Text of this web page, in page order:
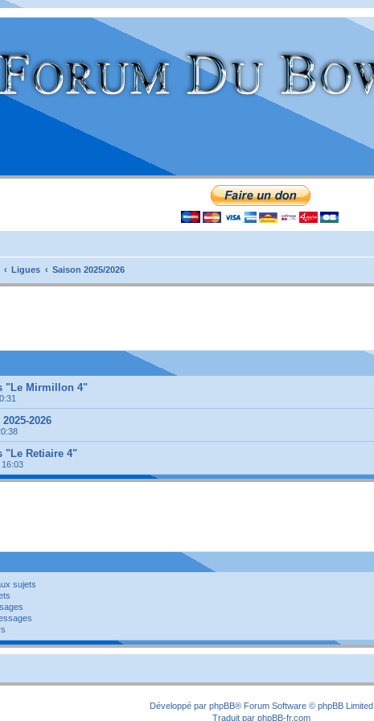
Ligues Saison 2025/2026
"Le Mirmillon 4"
2026
"Le Retiaire 4"
sujets
Développé par phpBB® Forum Software © phpBB Limited
Traduit par phpBB-fr.com